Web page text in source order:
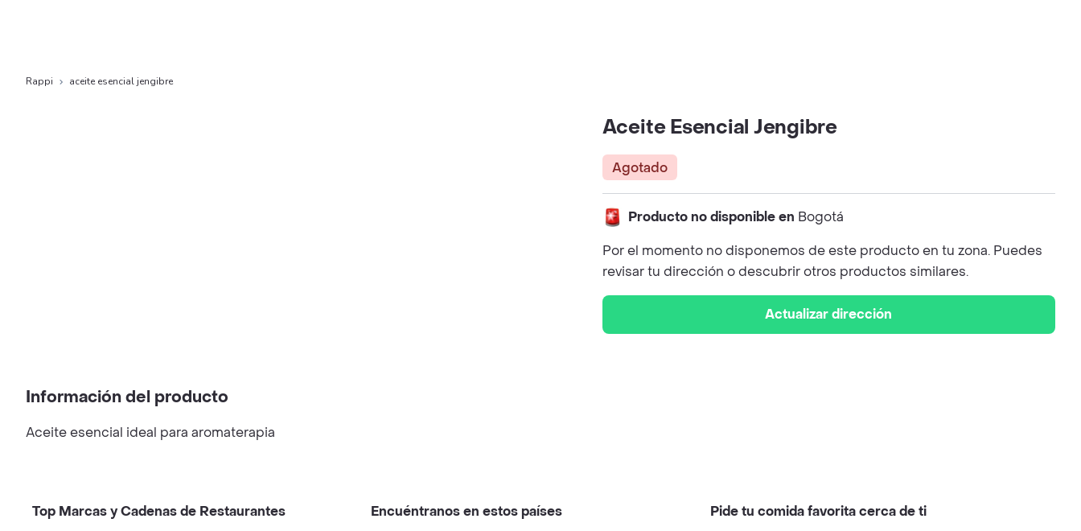
Rappi aceite esencial jengibre
Aceite Esencial Jengibre
Agotado
Producto no disponible en Bogotá
Por el momento no disponemos de este producto en tu zona. Puedes
revisar tu dirección o descubrir otros productos similares.
Actualizar dirección
Información del producto
Aceite esencial ideal para aromaterapia
Top Marcas y Cadenas de Restaurantes Encuéntranos en estos países Pide tu comida favorita cerca de ti